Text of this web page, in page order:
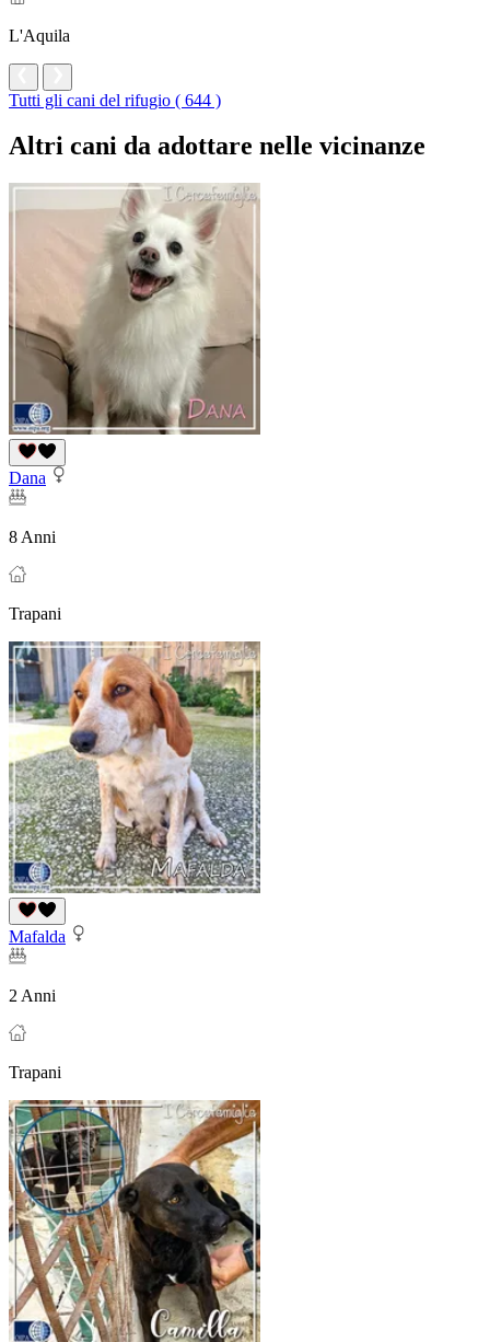
L'Aquila
Tutti gli cani del rifugio ( 644 )
Altri cani da adottare nelle vicinanze
Dana
8 Anni
Trapani
Mafalda
2 Anni
Trapani